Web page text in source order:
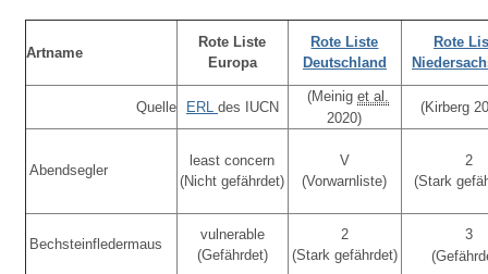
Artname
Rote Liste
Europa
Rote Liste
Deutschland
Rote
Quelle ERL des IUCN
(Meinig et al.
2020)
(Kirberg
Abendsegler
least concern
(Nicht gefährdet)
V
(Vorwarnliste)
2
(Stark
Bechsteinfledermaus
vulnerable
(Gefährdet)
2
(Stark gefährdet)
3